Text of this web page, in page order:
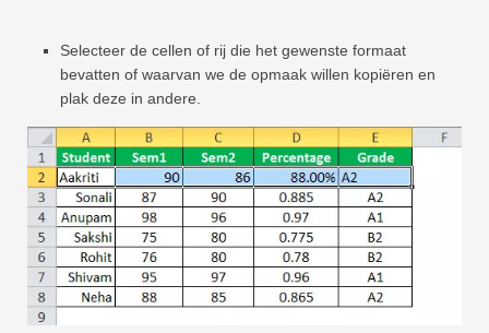
Selecteer de cellen of rij die het gewenste formaat
bevatten of waarvan we de opmaak willen kopiëren en
plak deze in andere.